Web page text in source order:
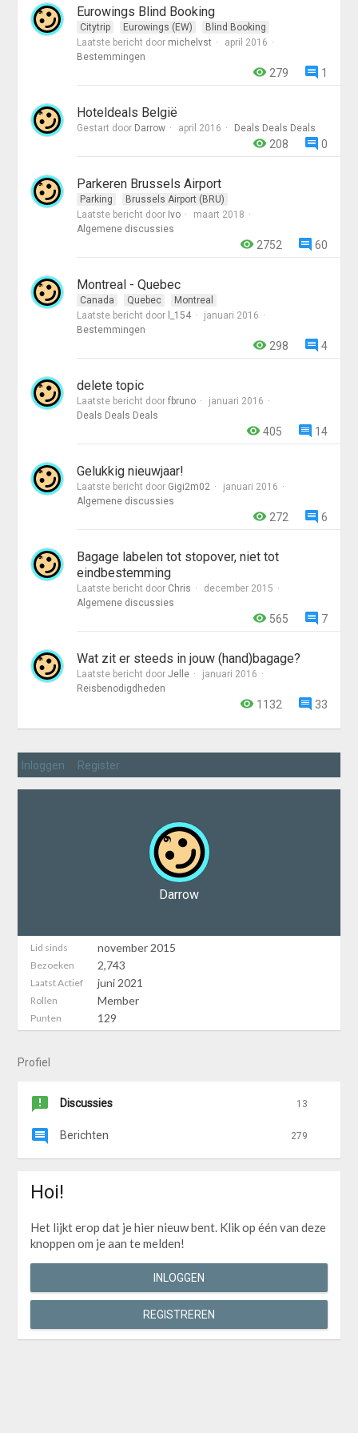
Eurowings Blind Booking
Citytrip Eurowings (EW)
Blind Booking
Laatste bericht door michelvst
april 2016
Bestemmingen
1
279
Hoteldeals België
Gestart door Darrow april 2016 Deals Deals Deals
0
208
Parkeren Brussels Airport
Parking
Brussels Airport (BRU)
Laatste bericht door Ivo
maart 2018
Algemene discussies
60
2752
Montreal - Quebec
Canada Quebec
Montreal
Laatste bericht door
l_154
januari 2016
Bestemmingen
4
298
delete topic
Laatste bericht doorfbruno
januari 2016
Deals Deals Deals
14
405
Gelukkig nieuwjaar!
Laatste bericht door Gigi2m02
januari 2016
Algemene discussies
6
272
Bagage labelen tot stopover, niet tot
eindbestemming
Laatste bericht door Chris
december 2015
Algemene discussies
7
565
Wat zit er steeds in jouw (hand)bagage?
Laatste bericht doorJelle
januari 2016
Reisbenodigdheden
33
1132
Inloggen Register
Darrow
Lid sinds november 2015
Bezoeken 2,743
Laatst Actief juni 2021
Rollen Member
Punten 129
Profiel
Discussies 13
Berichten 279
Hoi!
Het lijkt erop dat je hier nieuw bent. Klik op één van deze
knoppen om je aan te melden!
INLOGGEN
REGISTREREN